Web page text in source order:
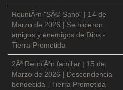
ReuniÃ³n "SÃ© Sano" | 14 de
Marzo de 2026 | Se hicieron
amigos y enemigos de Dios -
Tierra Prometida
2Âª ReuniÃ³n familiar | 15 de
Marzo de 2026 | Descendencia
bendecida - Tierra Prometida